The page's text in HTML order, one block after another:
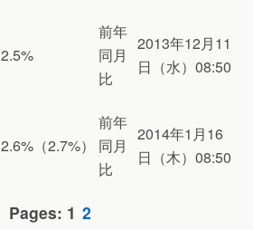
2.5%
前年
同月
比
2013年12月11
日（水）08:50
2.6%（2.7%）
前年
同月
比
2014年1月16
日（木）08:50
Pages: 1 2